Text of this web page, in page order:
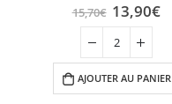
15,70€ 13,90€
AJOUTER AU PANIER